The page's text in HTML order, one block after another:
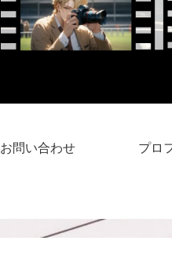
お問い合わせ プロ